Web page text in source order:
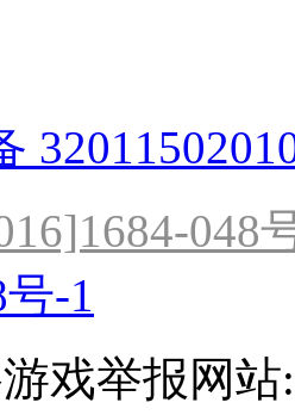
048
-1
戏举报网站